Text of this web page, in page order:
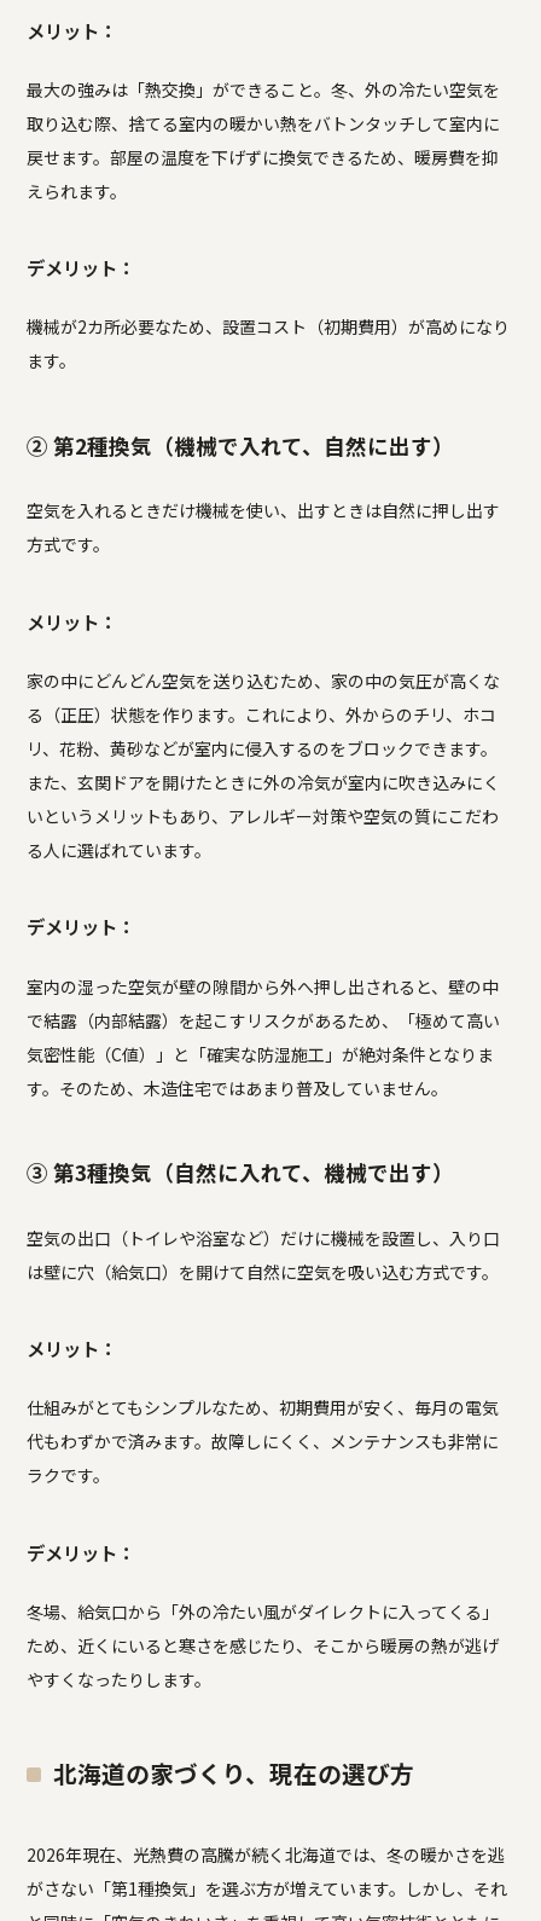
メリット：
最大の強みは「熱交換」ができること。冬、外の冷たい空気を
取り込む際、捨てる室内の暖かい熱をバトンタッチして室内に
戻せます。部屋の温度を下げずに換気できるため、暖房費を抑
えられます。
デメリット：
機械が2カ所必要なため、設置コスト（初期費用）が高めになり
ます。
② 第2種換気（機械で入れて、自然に出す）
空気を入れるときだけ機械を使い、出すときは自然に押し出す
方式です。
メリット：
家の中にどんどん空気を送り込むため、家の中の気圧が高くな
る（正圧）状態を作ります。これにより、外からのチリ、ホコ
リ、花粉、黄砂などが室内に侵入するのをブロックできます。
また、玄関ドアを開けたときに外の冷気が室内に吹き込みにく
いというメリットもあり、アレルギー対策や空気の質にこだわ
る人に選ばれています。
デメリット：
室内の湿った空気が壁の隙間から外へ押し出されると、壁の中
で結露（内部結露）を起こすリスクがあるため、「極めて高い
気密性能（C値）」と「確実な防湿施工」が絶対条件となりま
す。そのため、木造住宅ではあまり普及していません。
③ 第3種換気（自然に入れて、機械で出す）
空気の出口（トイレや浴室など）だけに機械を設置し、入り口
は壁に穴（給気口）を開けて自然に空気を吸い込む方式です。
メリット：
仕組みがとてもシンプルなため、初期費用が安く、毎月の電気
代もわずかで済みます。故障しにくく、メンテナンスも非常に
ラクです。
デメリット：
冬場、給気口から「外の冷たい風がダイレクトに入ってくる」
ため、近くにいると寒さを感じたり、そこから暖房の熱が逃げ
やすくなったりします。
北海道の家づくり、現在の選び方
2026年現在、光熱費の高騰が続く北海道では、冬の暖かさを逃
がさない「第1種換気」を選ぶ方が増えています。しかし、それ